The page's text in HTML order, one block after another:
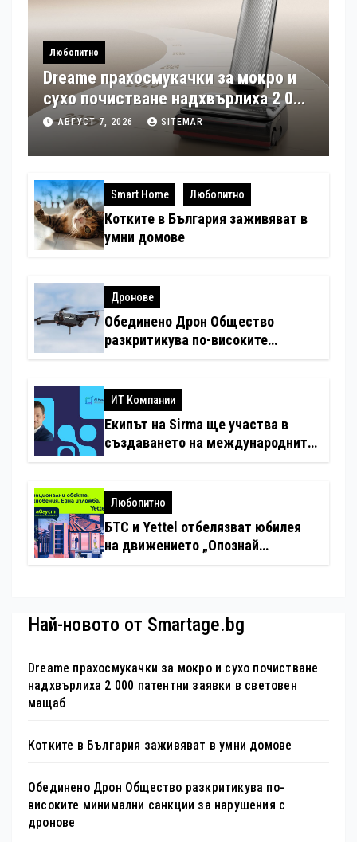
Любопитно
Dreame прахосмукачки за мокро и
сухо почистване надхвърлиха 2 000
патентни заявки в световен мащаб
АВГУСТ 7, 2026 SITEMAR
Smart Home Любопитно
Котките в България заживяват в
умни домове
Дронове
Обединено Дрон Общество
разкритикува по-високите
ИТ Компании
Екипът на Sirma ще участва в
създаването на международните
хотелиерството
Любопитно
БТС и Yettel отбелязват юбилея
на движението „Опознай
Най-новото от Smartage.bg
Dreame прахосмукачки за мокро и сухо почистване
надхвърлиха 2 000 патентни заявки в световен
мащаб
Котките в България заживяват в умни домове
Обединено Дрон Общество разкритикува по-
високите минимални санкции за нарушения с
дронове